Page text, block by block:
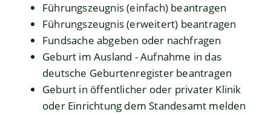
Führungszeugnis (einfach) beantragen
Führungszeugnis (erweitert) beantragen
Fundsache abgeben oder nachfragen
Geburt im Ausland - Aufnahme in das
deutsche Geburtenregister beantragen
Geburt in öffentlicher oder privater Klinik
oder Einrichtung dem Standesamt melden